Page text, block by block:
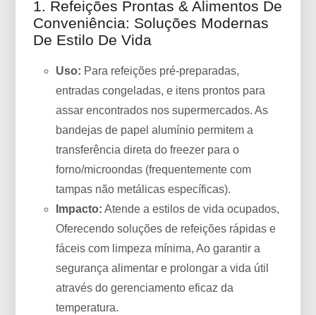
1. Refeições Prontas & Alimentos De
Conveniência: Soluções Modernas
De Estilo De Vida
Uso: Para refeições pré-preparadas,
entradas congeladas, e itens prontos para
assar encontrados nos supermercados. As
bandejas de papel alumínio permitem a
transferência direta do freezer para o
forno/microondas (frequentemente com
tampas não metálicas específicas).
Impacto: Atende a estilos de vida ocupados,
Oferecendo soluções de refeições rápidas e
fáceis com limpeza mínima, Ao garantir a
segurança alimentar e prolongar a vida útil
através do gerenciamento eficaz da
temperatura.